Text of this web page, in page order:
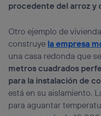
procedente del arroz y
Otro ejemplo de
construye la empresa
una casa redonda que
metros cuadrados
para la instalación de
está en su aislamiento.
para aguantar